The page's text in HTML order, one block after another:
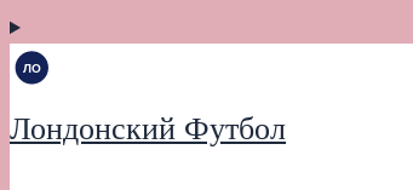
Лондонский Футбол